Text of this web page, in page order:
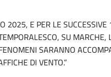
2025, E PER LE
SU
SARANNO
DI VENTO.”